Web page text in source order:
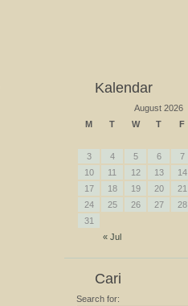
Kalendar
August 2026
M
T W T F
« Jul
3
4 5 6 7
10
11 12 13 14
17
18 19 20 21
24
25 26 27 28
31
Cari
Search for: